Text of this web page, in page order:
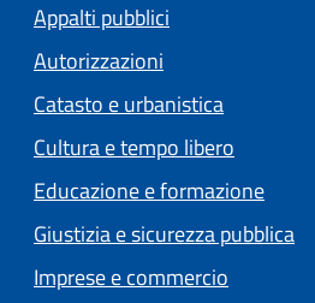
Appalti pubblici
Autorizzazioni
Catasto e urbanistica
Cultura e tempo libero
Educazione e formazione
Giustizia e sicurezza pubblica
Imprese e commercio